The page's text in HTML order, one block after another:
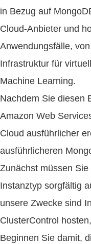
in Bezug auf
Cloud-Anbieter und
Anwendungsfälle,
Infrastruktur für
Machine Learning.
Nachdem Sie diesen
Amazon Web
Cloud ausführlicher
ausführlicheren
Zunächst müssen
Instanztyp sorgfältig
unsere Zwecke sind
ClusterControl
Beginnen Sie damit,